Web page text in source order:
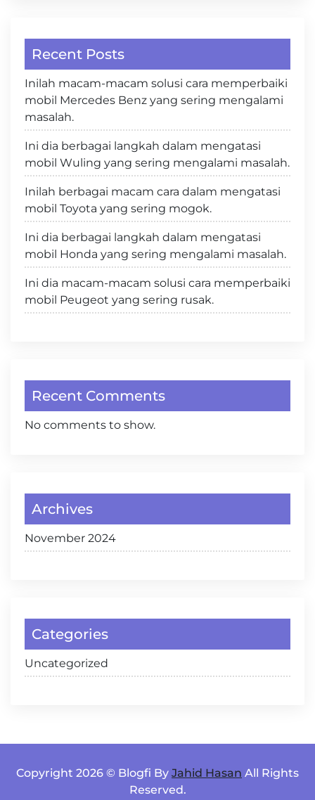
Recent Posts
Inilah macam-macam solusi cara memperbaiki
mobil Mercedes Benz yang sering mengalami
masalah.
Ini dia berbagai langkah dalam mengatasi
mobil Wuling yang sering mengalami masalah.
Inilah berbagai macam cara dalam mengatasi
mobil Toyota yang sering mogok.
Ini dia berbagai langkah dalam mengatasi
mobil Honda yang sering mengalami masalah.
Ini dia macam-macam solusi cara memperbaiki
mobil Peugeot yang sering rusak.
Recent Comments
No comments to show.
Archives
November 2024
Categories
Uncategorized
Copyright 2026 © Blogfi By Jahid Hasan All Rights
Reserved.